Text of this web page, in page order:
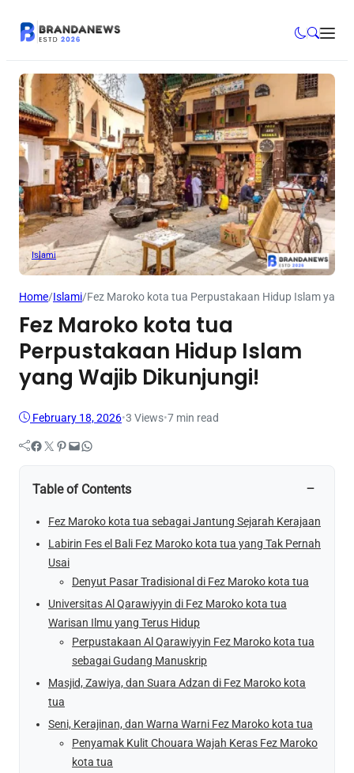
Islami
Home/Islami/Fez Maroko kota tua Perpustakaan Hidup Islam yang
Fez Maroko kota tua
Perpustakaan Hidup Islam
yang Wajib Dikunjungi!
February 18, 2026•3 Views•7 min read
Facebook Twitter Pinterest Mail WhatsApp
Table of Contents −
Fez Maroko kota tua sebagai Jantung Sejarah Kerajaan
Labirin Fes el Bali Fez Maroko kota tua yang Tak Pernah
Usai
Denyut Pasar Tradisional di Fez Maroko kota tua
Universitas Al Qarawiyyin di Fez Maroko kota tua
Warisan Ilmu yang Terus Hidup
Perpustakaan Al Qarawiyyin Fez Maroko kota tua
sebagai Gudang Manuskrip
Masjid, Zawiya, dan Suara Adzan di Fez Maroko kota
tua
Seni, Kerajinan, dan Warna Warni Fez Maroko kota tua
Penyamak Kulit Chouara Wajah Keras Fez Maroko
kota tua